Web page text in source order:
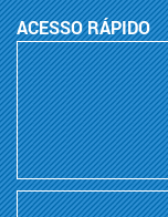
ACESSO RÁPIDO